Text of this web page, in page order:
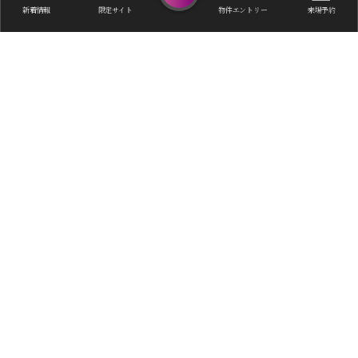
新着情報 限定サイト 物件エントリー 来場予約